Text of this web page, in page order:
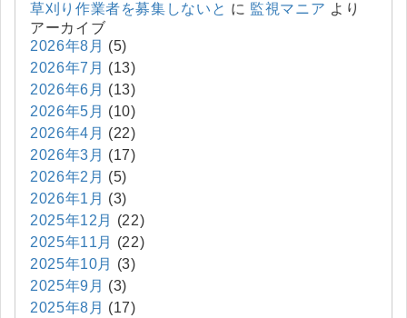
草刈り作業者を募集しないと に 監視マニア より
アーカイブ
2026年8月 (5)
2026年7月 (13)
2026年6月 (13)
2026年5月 (10)
2026年4月 (22)
2026年3月 (17)
2026年2月 (5)
2026年1月 (3)
2025年12月
(22)
2025年11月
(22)
2025年10月
(3)
2025年9月 (3)
2025年8月 (17)